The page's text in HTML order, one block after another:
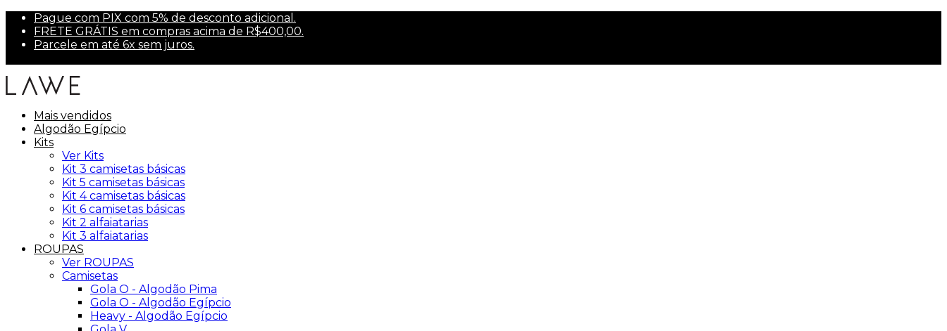
Pague com PIX com 5% de desconto adicional.
FRETE GRÁTIS em compras acima de R$400,00.
Parcele em até 6x sem juros.
Mais vendidos
Algodão Egípcio
Kits
Ver Kits
Kit 3 camisetas básicas
Kit 5 camisetas básicas
Kit 4 camisetas básicas
Kit 6 camisetas básicas
Kit 2 alfaiatarias
Kit 3 alfaiatarias
ROUPAS
Ver ROUPAS
Camisetas
Gola O - Algodão Pima
Gola O - Algodão Egípcio
Heavy - Algodão Egípcio